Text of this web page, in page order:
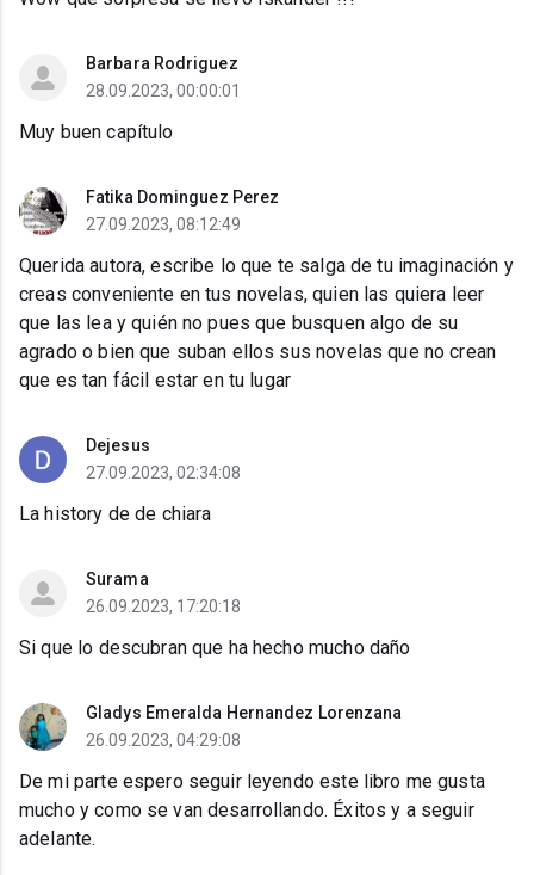
Barbara Rodriguez
28.09.2023, 00:00:01
Muy buen capítulo
Fatika Dominguez Perez
27.09.2023, 08:12:49
Querida autora, escribe lo que te salga de tu imaginación y
creas conveniente en tus novelas, quien las quiera leer
que las lea y quién no pues que busquen algo de su
agrado o bien que suban ellos sus novelas que no crean
que es tan fácil estar en tu lugar
Dejesus
27.09.2023, 02:34:08
La history de de chiara
Surama
26.09.2023, 17:20:18
Si que lo descubran que ha hecho mucho daño
Gladys Emeralda Hernandez Lorenzana
26.09.2023, 04:29:08
De mi parte espero seguir leyendo este libro me gusta
mucho y como se van desarrollando. Éxitos y a seguir
adelante.